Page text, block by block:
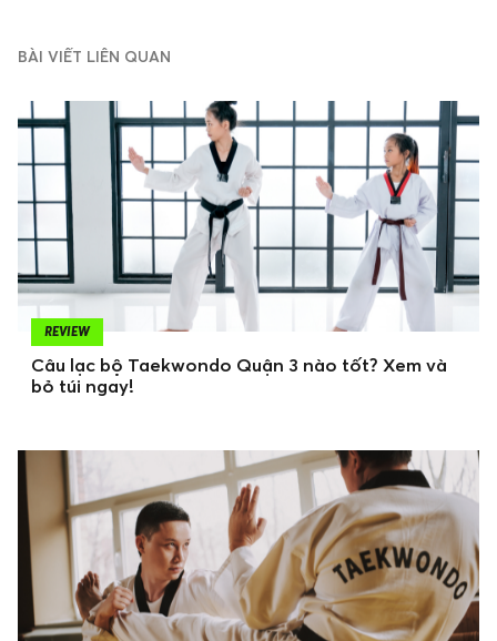
BÀI VIẾT LIÊN QUAN
REVIEW
Câu lạc bộ Taekwondo Quận 3 nào tốt? Xem và
bỏ túi ngay!